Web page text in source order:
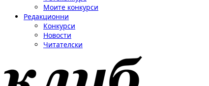
Моите конкурси
Редакционни
Конкурси
Новости
Читателски